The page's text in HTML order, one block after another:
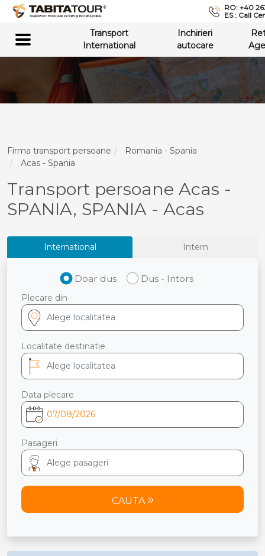
RO: +40
ES : Call
Transport
International
Inchirieri
autocare
Firma transport persoane
Romania - Spania
Acas - Spania
Transport persoane Acas -
SPANIA, SPANIA - Acas
International Intern
Doar dus Dus - Intors
Plecare din
Localitate destinatie
Data plecare
Pasageri
CAUTA